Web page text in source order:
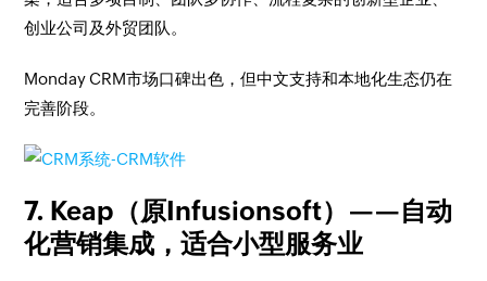
创业公司及外贸团队。
Monday CRM市场口碑出色，但中文支持和本地化生态仍在
完善阶段。
7. Keap（原Infusionsoft）——自动
化营销集成，适合小型服务业